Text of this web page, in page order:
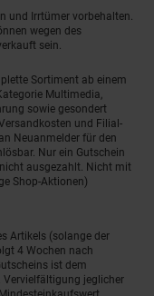
und Irrtümer vorbehalten.
wegen des
sein.
Sortiment ab einem
Multimedia,
sowie gesondert
und Filial-
Neuanmelder für den
Nur ein Gutschein
ausgezahlt. Nicht mit
Shop-Aktionen)
Artikels (solange der
4 Wochen nach
ist dem
Vervielfältigung jeglicher